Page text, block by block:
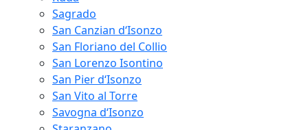
Sagrado
San Canzian d‘Isonzo
San Floriano del Collio
San Lorenzo Isontino
San Pier d‘Isonzo
San Vito al Torre
Savogna d‘Isonzo